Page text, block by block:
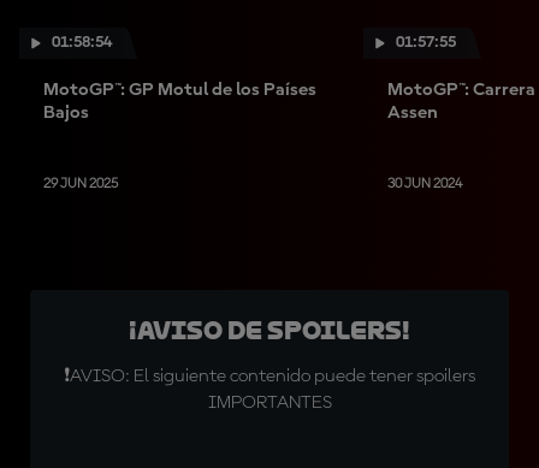
01:58:54
MotoGP™: GP Motul de los Países
Bajos
29 JUN 2025
01:57:55
MotoGP™:
Assen
30 JUN 2024
¡AVISO DE SPOILERS!
❗AVISO: El siguiente contenido puede tener spoilers
IMPORTANTES